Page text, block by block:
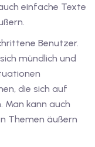
einfache Texte
Benutzer.
mündlich und
die sich auf
Man kann auch
Themen äußern